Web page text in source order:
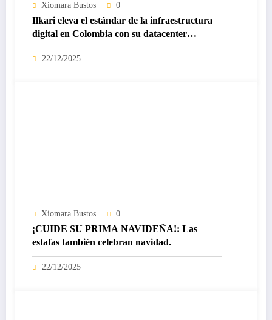
Xiomara Bustos 0
Ilkari eleva el estándar de la infraestructura
digital en Colombia con su datacenter
certificado Nivel IV de ICREA
22/12/2025
Xiomara Bustos 0
¡CUIDE SU PRIMA NAVIDEÑA!: Las
estafas también celebran navidad.
22/12/2025